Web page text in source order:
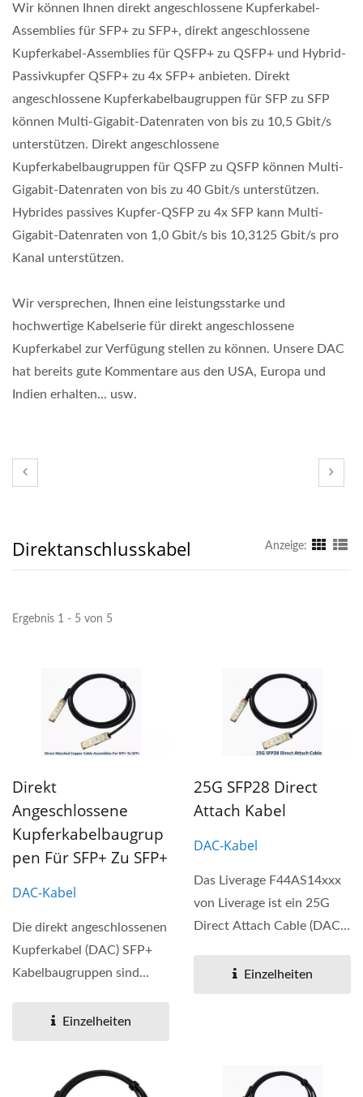
Wir können Ihnen direkt angeschlossene Kupferkabel-
Assemblies für SFP+ zu SFP+, direkt angeschlossene
Kupferkabel-Assemblies für QSFP+ zu QSFP+ und Hybrid-
Passivkupfer QSFP+ zu 4x SFP+ anbieten. Direkt
angeschlossene Kupferkabelbaugruppen für SFP zu SFP
können Multi-Gigabit-Datenraten von bis zu 10,5 Gbit/s
unterstützen. Direkt angeschlossene
Kupferkabelbaugruppen für QSFP zu QSFP können Multi-
Gigabit-Datenraten von bis zu 40 Gbit/s unterstützen.
Hybrides passives Kupfer-QSFP zu 4x SFP kann Multi-
Gigabit-Datenraten von 1,0 Gbit/s bis 10,3125 Gbit/s pro
Kanal unterstützen.
Wir versprechen, Ihnen eine leistungsstarke und
hochwertige Kabelserie für direkt angeschlossene
Kupferkabel zur Verfügung stellen zu können. Unsere DAC
hat bereits gute Kommentare aus den USA, Europa und
Indien erhalten... usw.
Direktanschlusskabel Anzeige:
Ergebnis 1 - 5 von 5
Direkt
Angeschlossene
Kupferkabelbaugrup
Pen Für SFP+ Zu SFP+
DAC-Kabel
Die direkt angeschlossenen
Kupferkabel (DAC) SFP+
Kabelbaugruppen sind
kostengünstige...
Einzelheiten
25G SFP28 Direct
Attach Kabel
DAC-Kabel
Das Liverage F44AS14xxx
von Liverage ist ein 25G
Direct Attach Cable (DAC),
Einzelheiten